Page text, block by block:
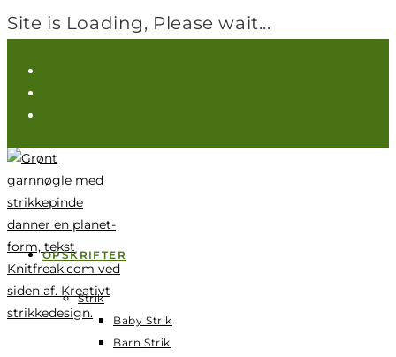
Site is Loading, Please wait...
indhold
OPSKRIFTER
Strik
Baby Strik
Barn Strik